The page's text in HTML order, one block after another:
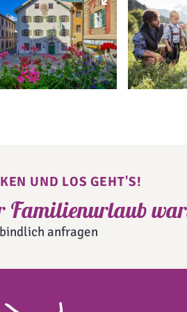
UND LOS GEHT'S!
Familienurlaub
anfragen